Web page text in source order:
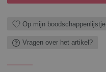
Op mijn boodschappenlijstje
Vragen over het artikel?